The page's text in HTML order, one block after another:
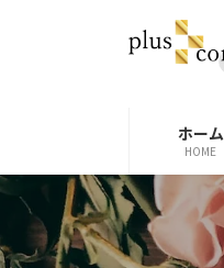
ス
キ
プ
ン
に
動
ホーム
HOME